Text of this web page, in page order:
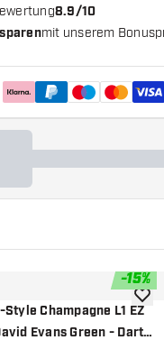
8.9/10
mit unserem
hinzufügen
-15%
Style Champagne L1 EZ
Evans Green - Dart
Zur